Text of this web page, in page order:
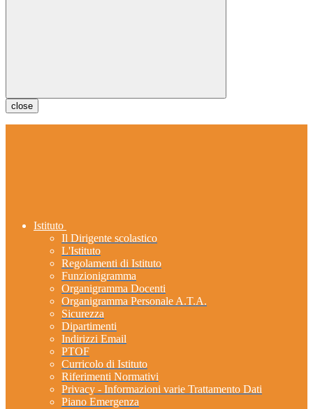
close
Istituto
Il Dirigente scolastico
L'Istituto
Regolamenti di Istituto
Funzionigramma
Organigramma Docenti
Organigramma Personale A.T.A.
Sicurezza
Dipartimenti
Indirizzi Email
PTOF
Curricolo di Istituto
Riferimenti Normativi
Privacy - Informazioni varie Trattamento Dati
Piano Emergenza